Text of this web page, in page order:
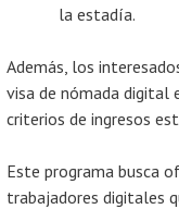
la estadía.
Además, los
visa de nómada digital
criterios de ingresos
Este programa busca
trabajadores digitales